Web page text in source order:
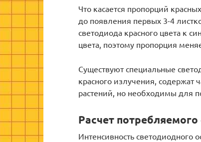
Что касается пропорций
до появления первых 3-4
светодиода красного цвета к
цвета, поэтому пропорция
Существуют специальные
красного излучения, содержат
растений, но необходимы для
Расчет потребляемого
Интенсивность светодиодного